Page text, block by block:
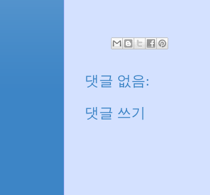
댓글 없음:
댓글 쓰기